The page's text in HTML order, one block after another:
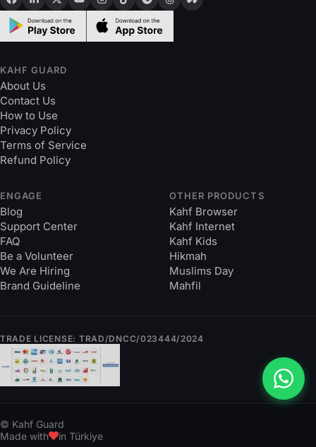
KAHF GUARD
About Us
Contact Us
How to Use
Privacy Policy
Terms of Service
Refund Policy
ENGAGE
Blog
Support Center
FAQ
Be a Volunteer
We Are Hiring
Brand Guideline
OTHER PRODUCTS
Kahf Browser
Kahf Internet
Kahf Kids
Hikmah
Muslims Day
Mahfil
TRADE LICENSE: TRAD/DNCC/023444/2024
© Kahf Guard
Made with
in Türkiye